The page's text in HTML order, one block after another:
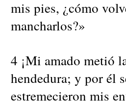
mis pies, ¿cómo
mancharlos?»
4 ¡Mi amado metió
hendedura; y por él
estremecieron mis